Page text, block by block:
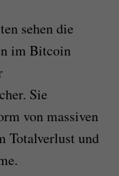
sehen die
im Bitcoin
Sie
von massiven
Totalverlust und